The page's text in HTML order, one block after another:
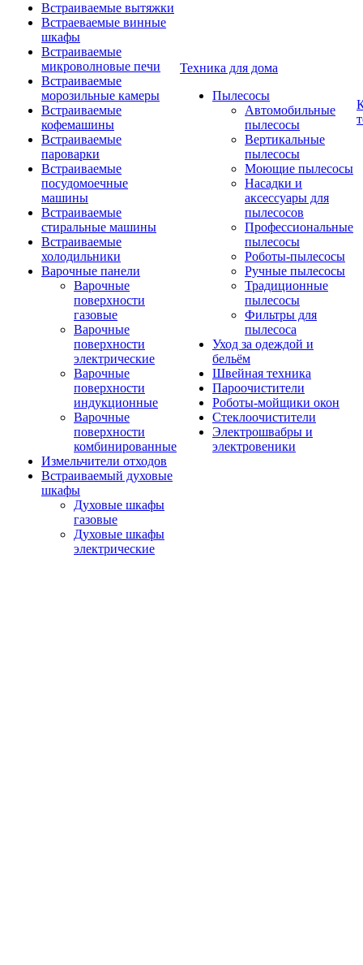
Встраиваемые вытяжки
Встраеваемые винные
шкафы
Встраиваемые
микроволновые печи
Встраиваемые
морозильные камеры
Встраиваемые
кофемашины
Встраиваемые
пароварки
Встраиваемые
посудомоечные
машины
Встраиваемые
стиральные машины
Встраиваемые
холодильники
Варочные панели
Варочные
поверхности
газовые
Варочные
поверхности
электрические
Варочные
поверхности
индукционные
Варочные
поверхности
комбинированные
Измельчители отходов
Встраиваемый духовые
шкафы
Духовые шкафы
газовые
Духовые шкафы
электрические
Техника для дома
Пылесосы
Автомобильные
пылесосы
Вертикальные
пылесосы
Моющие пылесосы
Насадки и
аксессуары для
пылесосов
Профессиональные
пылесосы
Роботы-пылесосы
Ручные пылесосы
Традиционные
пылесосы
Фильтры для
пылесоса
Уход за одеждой и
бельём
Швейная техника
Пароочистители
Роботы-мойщики окон
Стеклоочистители
Электрошвабры и
электровеники